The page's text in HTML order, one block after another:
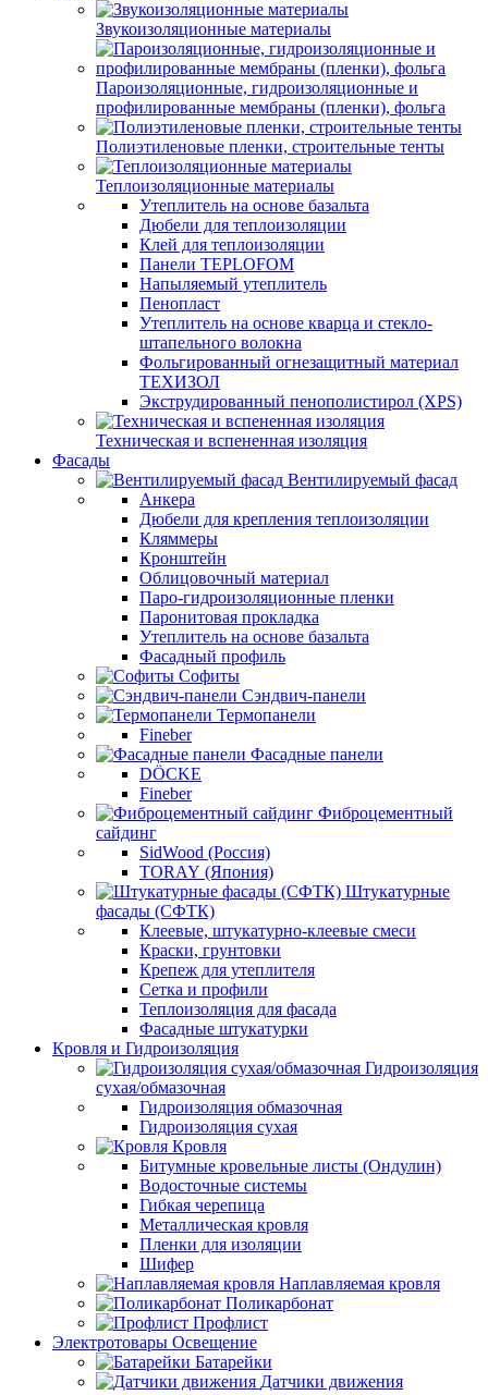
Звукоизоляционные материалы
Пароизоляционные, гидроизоляционные и
профилированные мембраны (пленки), фольга
Полиэтиленовые пленки, строительные тенты
Теплоизоляционные материалы
Утеплитель на основе базальта
Дюбели для теплоизоляции
Клей для теплоизоляции
Панели TEPLOFOM
Напыляемый утеплитель
Пенопласт
Утеплитель на основе кварца и стекло-
штапельного волокна
Фольгированный огнезащитный материал
ТЕХИЗОЛ
Экструдированный пенополистирол (XPS)
Техническая и вспененная изоляция
Фасады
Вентилируемый фасад
Анкера
Дюбели для крепления теплоизоляции
Кляммеры
Кронштейн
Облицовочный материал
Паро-гидроизоляционные пленки
Паронитовая прокладка
Утеплитель на основе базальта
Фасадный профиль
Софиты
Сэндвич-панели
Термопанели
Fineber
Фасадные панели
DÖCKE
Fineber
Фиброцементный
сайдинг
SidWood (Россия)
TORAY (Япония)
Штукатурные
фасады (СФТК)
Клеевые, штукатурно-клеевые смеси
Краски, грунтовки
Крепеж для утеплителя
Сетка и профили
Теплоизоляция для фасада
Фасадные штукатурки
Кровля и Гидроизоляция
Гидроизоляция
сухая/обмазочная
Гидроизоляция обмазочная
Гидроизоляция сухая
Кровля
Битумные кровельные листы (Ондулин)
Водосточные системы
Гибкая черепица
Металлическая кровля
Пленки для изоляции
Шифер
Наплавляемая кровля
Поликарбонат
Профлист
Электротовары Освещение
Батарейки
Датчики движения